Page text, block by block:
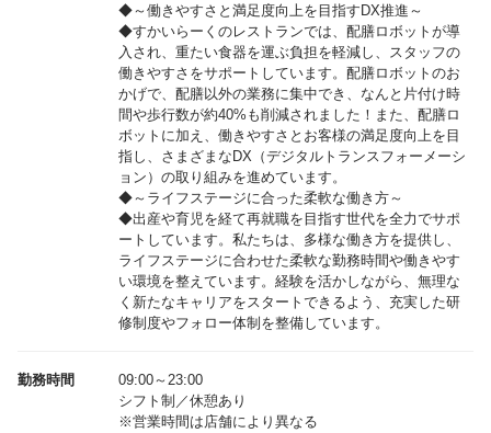
◆～働きやすさと満足度向上を目指すDX推進～
◆すかいらーくのレストランでは、配膳ロボットが導
入され、重たい食器を運ぶ負担を軽減し、スタッフの
働きやすさをサポートしています。配膳ロボットのお
かげで、配膳以外の業務に集中でき、なんと片付け時
間や歩行数が約40%も削減されました！また、配膳ロ
ボットに加え、働きやすさとお客様の満足度向上を目
指し、さまざまなDX（デジタルトランスフォーメーシ
ョン）の取り組みを進めています。
◆～ライフステージに合った柔軟な働き方～
◆出産や育児を経て再就職を目指す世代を全力でサポ
ートしています。私たちは、多様な働き方を提供し、
ライフステージに合わせた柔軟な勤務時間や働きやす
い環境を整えています。経験を活かしながら、無理な
く新たなキャリアをスタートできるよう、充実した研
修制度やフォロー体制を整備しています。
勤務時間
09:00～23:00
シフト制／休憩あり
※営業時間は店舗により異なる